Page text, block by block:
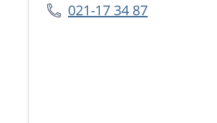
021-17 34 87